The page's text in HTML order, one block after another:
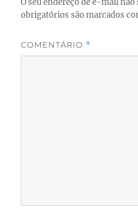
obrigatórios são marcados
COMENTÁRIO *